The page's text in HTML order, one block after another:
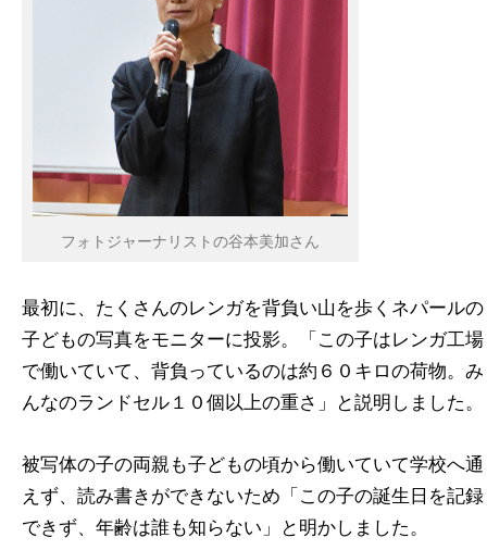
フォトジャーナリストの谷本美加さん
最初に、たくさんのレンガを背負い山を歩くネパールの
子どもの写真をモニターに投影。「この子はレンガ工場
で働いていて、背負っているのは約６０キロの荷物。み
んなのランドセル１０個以上の重さ」と説明しました。
被写体の子の両親も子どもの頃から働いていて学校へ通
えず、読み書きができないため「この子の誕生日を記録
できず、年齢は誰も知らない」と明かしました。